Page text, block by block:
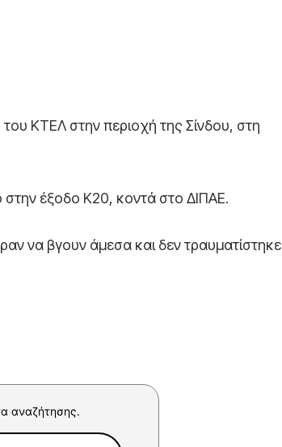
ΚΤΕΛ στην περιοχή της Σίνδου, στη
στην έξοδο Κ20, κοντά στο ΔΙΠΑΕ.
να βγουν άμεσα και δεν τραυματίστηκε
αναζήτησης.